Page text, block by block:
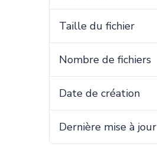
Taille du fichier
Nombre de fichiers
Date de création
Dernière mise à jour